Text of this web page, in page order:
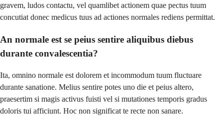
gravem, ludos contactu, vel quamlibet actionem quae pectus tuum
concutiat donec medicus tuus ad actiones normales rediens permittat.
An normale est se peius sentire aliquibus diebus
durante convalescentia?
Ita, omnino normale est dolorem et incommodum tuum fluctuare
durante sanatione. Melius sentire potes uno die et peius altero,
praesertim si magis activus fuisti vel si mutationes temporis gradus
doloris tui afficiunt. Hoc non significat te recte non sanare.